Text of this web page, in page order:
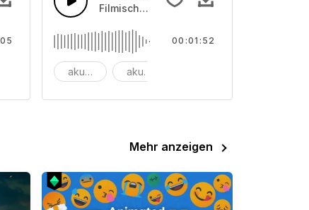
erschütterndes Rauschen.Filmische Streichmusik, welche in
akustisch akustische Gitarre
00:01:52
Mehr anzeigen